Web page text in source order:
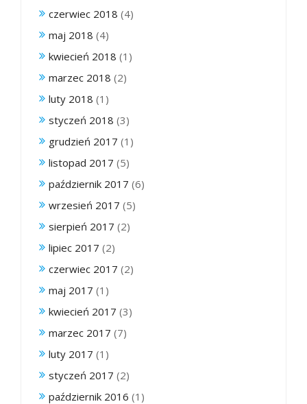
czerwiec 2018 (4)
maj 2018 (4)
kwiecień 2018 (1)
marzec 2018 (2)
luty 2018 (1)
styczeń 2018 (3)
grudzień 2017 (1)
listopad 2017 (5)
październik 2017 (6)
wrzesień 2017 (5)
sierpień 2017 (2)
lipiec 2017 (2)
czerwiec 2017 (2)
maj 2017 (1)
kwiecień 2017 (3)
marzec 2017 (7)
luty 2017 (1)
styczeń 2017 (2)
październik 2016 (1)